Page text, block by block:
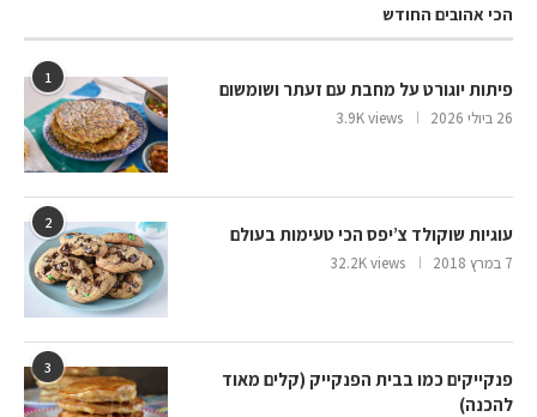
הכי אהובים החודש
1
פיתות יוגורט על מחבת עם זעתר ושומשום
26 ביולי 2026 3.9K views
2
עוגיות שוקולד צ’יפס הכי טעימות בעולם
7 במרץ 2018 32.2K views
3
פנקייקים כמו בבית הפנקייק (קלים מאוד
להכנה)